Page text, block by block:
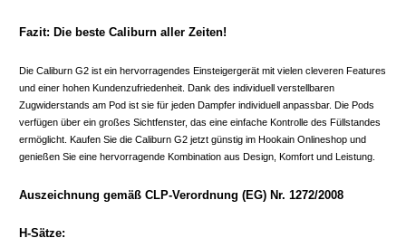
Fazit: Die beste Caliburn aller Zeiten!
Die Caliburn G2 ist ein hervorragendes Einsteigergerät mit vielen cleveren Features
und einer hohen Kundenzufriedenheit. Dank des individuell verstellbaren
Zugwiderstands am Pod ist sie für jeden Dampfer individuell anpassbar. Die Pods
verfügen über ein großes Sichtfenster, das eine einfache Kontrolle des Füllstandes
ermöglicht. Kaufen Sie die Caliburn G2 jetzt günstig im Hookain Onlineshop und
genießen Sie eine hervorragende Kombination aus Design, Komfort und Leistung.
Auszeichnung gemäß CLP-Verordnung (EG) Nr. 1272/2008
H-Sätze: